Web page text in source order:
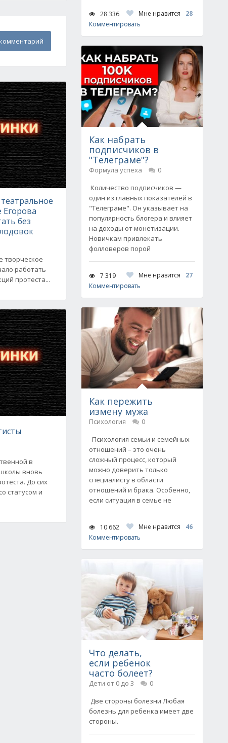
без
творческое
работать
протеста...
в
вновь
До сих
статусом и
28 336 Мне нравится
28
Комментировать
Как набрать
подписчиков в
"Телеграме"?
Формула успеха
0
Количество подписчиков —
один из главных показателей в
"Телеграме". Он указывает на
популярность блогера и влияет
на доходы от монетизации.
Новичкам привлекать
фолловеров порой
7 319 Мне нравится
27
Комментировать
Как пережить
измену мужа
Психология
0
Психология семьи и семейных
отношений – это очень
сложный процесс, который
можно доверить только
специалисту в области
отношений и брака. Особенно,
если ситуация в семье не
10 662 Мне нравится
46
Комментировать
Что делать,
если ребенок
часто болеет?
Дети от 0 до 3
0
Две стороны болезни Любая
болезнь для ребенка имеет две
стороны.